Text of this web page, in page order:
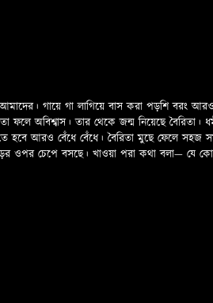
গায়ে গা লাগিয়ে বাস করা পড়শি বরং আরও
অবিশ্বাস। তার থেকে জন্ম নিয়েছে বৈরিতা।
হবে আরও বেঁধে বেঁধে। বৈরিতা মুছে ফেলে
ওপর চেপে বসছে। খাওয়া পরা কথা বলা—­­ যে